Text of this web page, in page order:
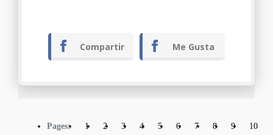
Compartir Me Gusta
Pages: 1 2 3 4 5 6 7 8 9 10